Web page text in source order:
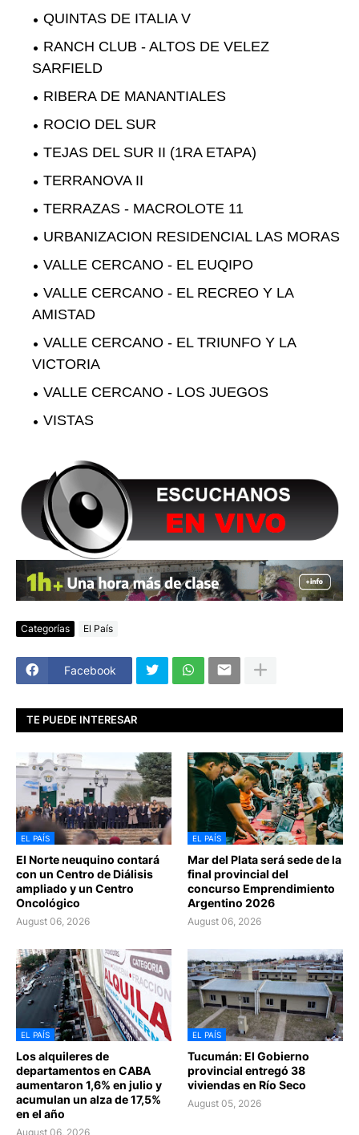
QUINTAS DE ITALIA V
RANCH CLUB - ALTOS DE VELEZ
SARFIELD
RIBERA DE MANANTIALES
ROCIO DEL SUR
TEJAS DEL SUR II (1RA ETAPA)
TERRANOVA II
TERRAZAS - MACROLOTE 11
URBANIZACION RESIDENCIAL LAS MORAS
VALLE CERCANO - EL EUQIPO
VALLE CERCANO - EL RECREO Y LA
AMISTAD
VALLE CERCANO - EL TRIUNFO Y LA
VICTORIA
VALLE CERCANO - LOS JUEGOS
VISTAS
Categorías El País
Facebook
TE PUEDE INTERESAR
EL PAÍS
El Norte neuquino contará
con un Centro de Diálisis
ampliado y un Centro
Oncológico
August 06, 2026
EL PAÍS
Mar del Plata será sede de la
final provincial del
concurso Emprendimiento
Argentino 2026
August 06, 2026
EL PAÍS
Los alquileres de
departamentos en CABA
aumentaron 1,6% en julio y
acumulan un alza de 17,5%
en el año
August 06, 2026
EL PAÍS
Tucumán: El Gobierno
provincial entregó 38
viviendas en Río Seco
August 05, 2026